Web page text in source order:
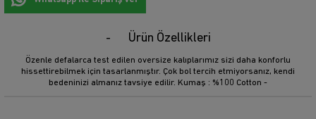
Ürün Özellikleri
Özenle defalarca test edilen oversize kalıplarımız sizi daha konforlu
hissettirebilmek için tasarlanmıştır. Çok bol tercih etmiyorsanız, kendi
bedeninizi almanız tavsiye edilir. Kumaş : %100 Cotton -